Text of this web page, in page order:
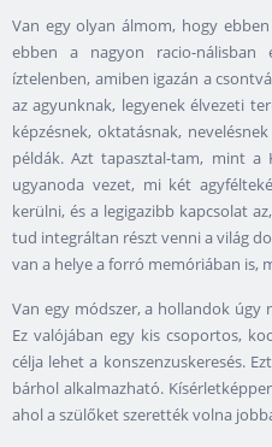
Van egy olyan álmom, hogy
ebben a nagyon racio-nálisban
íztelenben, amiben igazán a
az agyunknak, legyenek élvezeti
képzésnek, oktatásnak,
példák. Azt tapasztal-tam, mint
ugyanoda vezet, mi két
kerülni, és a legigazibb kapcsolat
tud integráltan részt venni a világ
van a helye a forró memóriában is,
Van egy módszer, a hollandok úgy
Ez valójában egy kis csoportos,
célja lehet a konszenzuskeresés.
bárhol alkalmazható.
ahol a szülőket szerették volna